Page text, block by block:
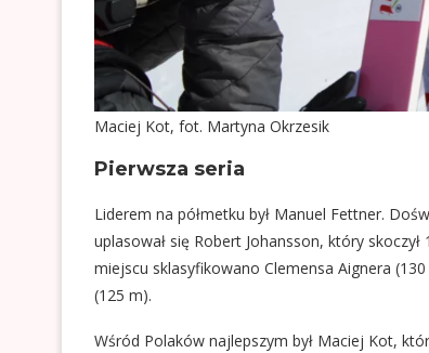
Maciej Kot, fot. Martyna Okrzesik
Pierwsza seria
Liderem na półmetku był Manuel Fettner.
uplasował się Robert Johansson, który
miejscu sklasyfikowano Clemensa Aignera
(125 m).
Wśród Polaków najlepszym był Maciej Kot,